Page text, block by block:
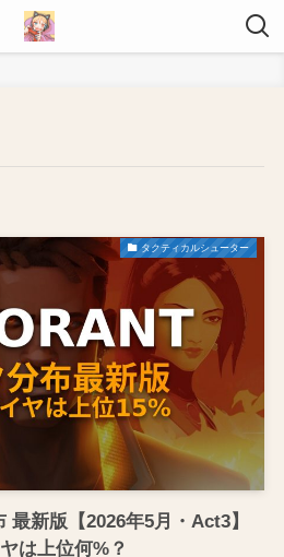
タクティカルシューター
新版【2026年5月・Act3】
は上位何%？